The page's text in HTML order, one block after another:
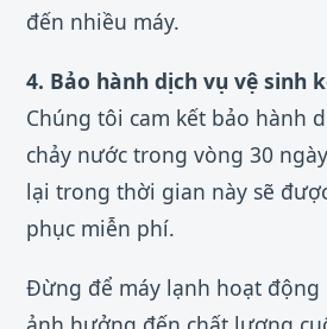
đến nhiều máy.
4. Bảo hành dịch vụ vệ sinh
Chúng tôi cam kết bảo hành
chảy nước trong vòng 30
lại trong thời gian này sẽ
phục miễn phí.
Đừng để máy lạnh hoạt động